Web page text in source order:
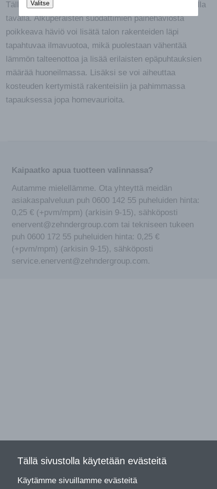
Valitse
Tällöin suodattimet eivät välttämättä toimi suunnitellulla
tavalla. Alkuperäisten suodattimien painehäviöstä
poikkeava häviö voi lisätä talon rakenteiden läpi
tapahtuvaa ilmavuotoa, mikä puolestaan vähentää
lämmön talteenottoa ja lisää erilaisten epäpuhtauksien
määrää huoneilmassa. Lisäksi se voi aiheuttaa
kosteuden kertymistä rakenteisiin ja pahimmassa
tapauksessa jopa homevaurioita.
Kaipaatko apua tuotteen valinnassa?
Autamme mielellämme. Ota yhteyttä meidän
asiakaspalveluun puh 0600 142 55 puheluiden hinta:
0,25 € (+pvm/mpm) (arkisin 9-15), sähköposti
enervent@zehndergroup.com tai tekniseen tukeen
puh 0600 172 55 puheluiden hinta: 0,25 €
(+pvm/mpm) (arkisin 9-15), sähköposti
service.enervent@zehndergroup.com.
Tällä sivustolla käytetään evästeitä
Käytämme sivuillamme evästeitä